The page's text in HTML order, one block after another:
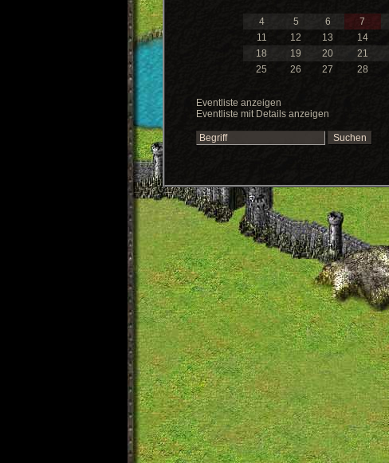
4
5 6 7
11
12 13 14
18
19 20 21
25
26 27 28
Eventliste anzeigen
Eventliste mit Details anzeigen